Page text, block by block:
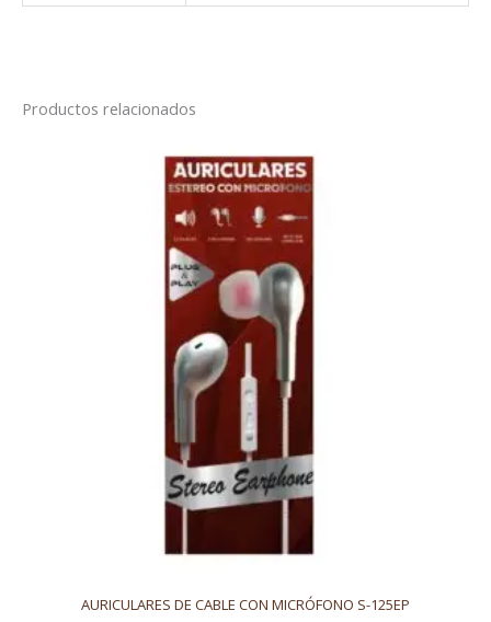
Productos relacionados
AURICULARES DE CABLE CON MICRÓFONO S-125EP